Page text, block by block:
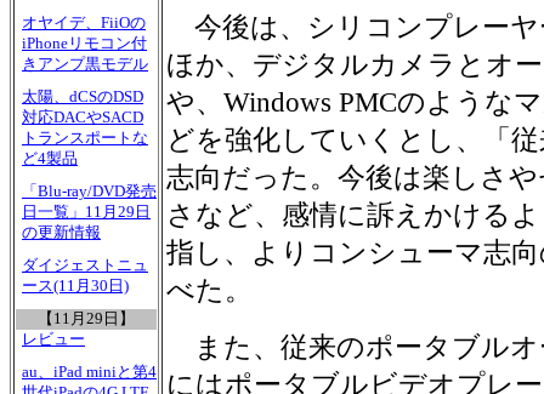
オヤイデ、FiiOの
iPhoneリモコン付
きアンプ黒モデル
太陽、dCSのDSD
対応DACやSACD
トランスポートな
ど4製品
「Blu-ray/DVD発売
日一覧」11月29日
の更新情報
ダイジェストニュ
ース(11月30日)
【11月29日】
レビュー
au、iPad miniと第4
今後は、シリコンプレー
ほか、デジタルカメラとオ
や、Windows PMCのような
どを強化していくとし、「
志向だった。今後は楽しさ
さなど、感情に訴えかける
指し、よりコンシューマ志
べた。
また、従来のポータブルオ
にはポータブルビデオプレ